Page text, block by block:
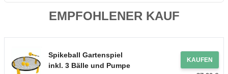
EMPFOHLENER KAUF
Spikeball Gartenspiel
inkl. 3 Bälle und Pumpe
KAUFEN